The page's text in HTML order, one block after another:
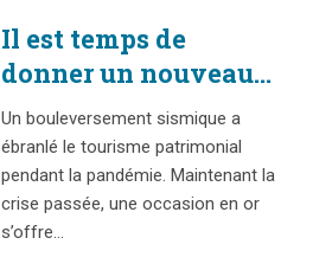
Il est temps de
donner un nouveau
départ au tourisme
patrimonial
Un bouleversement sismique a
ébranlé le tourisme patrimonial
pendant la pandémie. Maintenant la
crise passée, une occasion en or
s’offre…